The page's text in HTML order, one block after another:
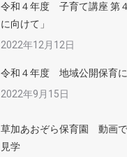
令和４年度 子育て講座 第
に向けて」
2022年12月12日
令和４年度 地域公開保育
2022年9月15日
草加あおぞら保育園 動画
見学